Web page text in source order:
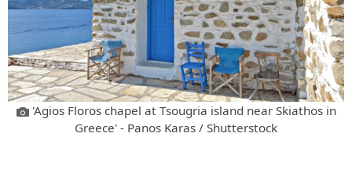
'Agios Floros chapel at Tsougria island near Skiathos in
Greece' - Panos Karas / Shutterstock